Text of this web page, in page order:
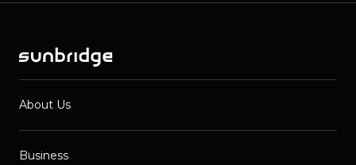
About Us
Business